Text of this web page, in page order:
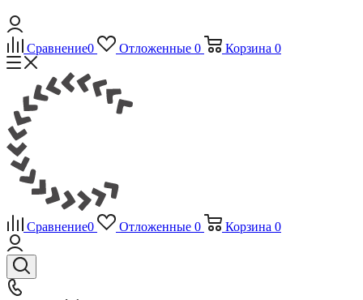
Сравнение0 Отложенные 0 Корзина 0
Сравнение0 Отложенные 0 Корзина 0